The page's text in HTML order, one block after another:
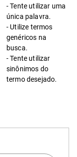
Tente utilizar uma
única palavra.
Utilize termos
genéricos na
busca.
Tente utilizar
sinônimos do
termo desejado.